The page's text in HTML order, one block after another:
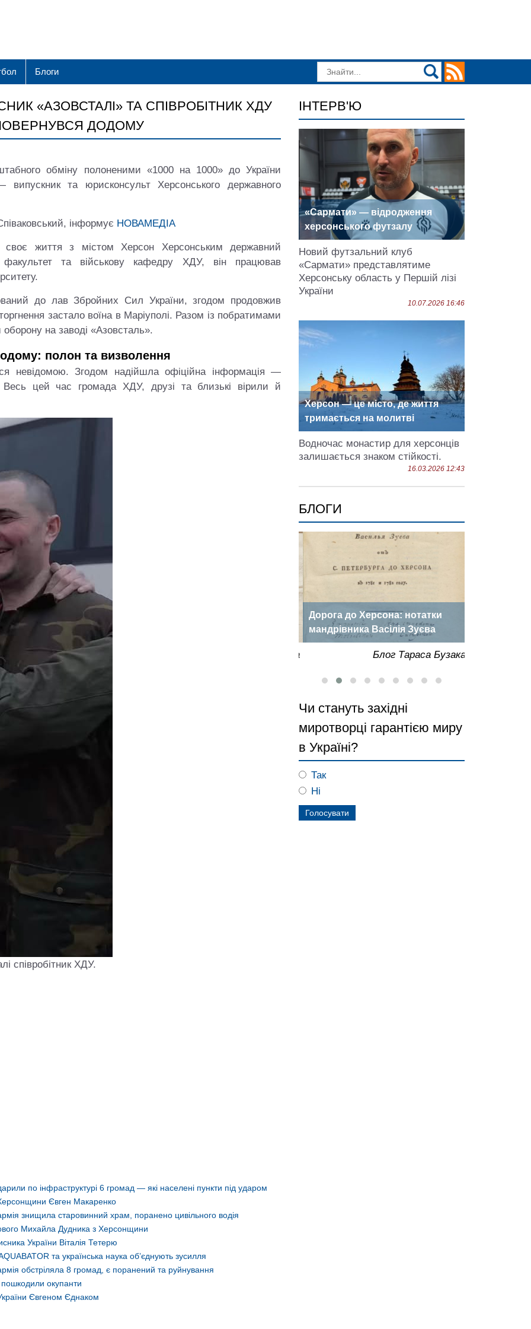
Блоги
«АЗОВСТАЛІ» ТА СПІВРОБІТНИК ХДУ
ДОДОМУ
обміну полоненими «1000 на 1000» до України
випускник та юрисконсульт Херсонського державного
інформує НОВАМЕДІА
своє життя з містом Херсон Херсонським державний
факультет та військову кафедру ХДУ, він працював
до лав Збройних Сил України, згодом продовжив
застало воїна в Маріуполі. Разом із побратимами
на заводі «Азовсталь».
полон та визволення
невідомою. Згодом надійшла офіційна інформація —
цей час громада ХДУ, друзі та близькі вірили й
співробітник ХДУ.
по інфраструктурі 6 громад — які населені пункти під ударом
Євген Макаренко
знищила старовинний храм, поранено цивільного водія
Михайла Дудника з Херсонщини
України Віталія Тетерю
та українська наука об’єднують зусилля
обстріляла 8 громад, є поранений та руйнування
окупанти
Євгеном Єднаком
ІНТЕРВ'Ю
«Сармати» — відродження
херсонського футзалу
Новий футзальний клуб
«Сармати» представлятиме
Херсонську область у Першій лізі
України
10.07.2026 16:46
Херсон — це місто, де життя
тримається на молитві
Водночас монастир для херсонців
залишається знаком стійкості.
16.03.2026 12:43
БЛОГИ
— емігрант з
який обрав смерть
зради
Блог Тараса Бузака
Дорога до Херсона: нотатки
мандрівника Васілія Зуєва
Блог Тараса Бузака
Чи стануть західні
миротворці гарантією миру
в Україні?
Так
Ні